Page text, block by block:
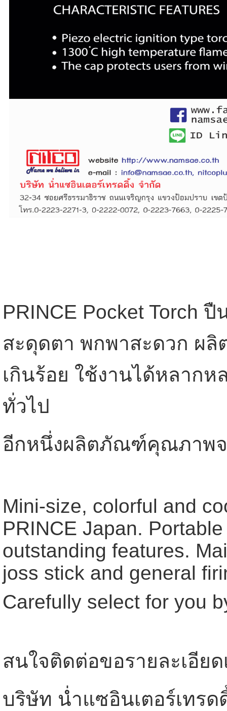
PRINCE Pocket Torch
สะดุดตา พกพาสะดวก ผ
เกินร้อย ใช้งานได้หลาก
ทั่วไป
อีกหนึ่งผลิตภัณฑ์คุณภาพจ
Mini-size, colorful and
PRINCE Japan.
outstanding features.
joss stick and general
Carefully select for you
สนใจติดต่อขอรายละเอีย
บริษัท น่ำแซอินเตอร์เทรด